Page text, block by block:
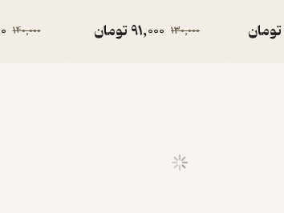
تومان 130,000
91,000تومان 140,000